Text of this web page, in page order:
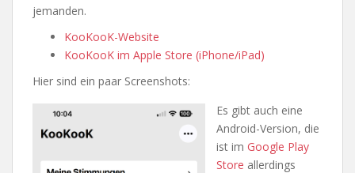
jemanden.
KooKooK-Website
KooKooK im Apple Store (iPhone/iPad)
Hier sind ein paar Screenshots:
Es gibt auch eine
Android-Version, die
ist im Google Play
Store allerdings